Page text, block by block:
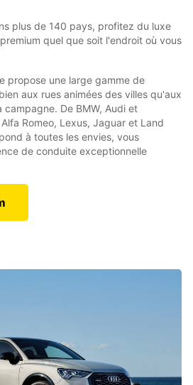
plus de 140 pays, profitez du luxe
quel que soit l'endroit où vous
propose une large gamme de
aux rues animées des villes qu'aux
De BMW, Audi et
Romeo, Lexus, Jaguar et Land
à toutes les envies, vous
de conduite exceptionnelle